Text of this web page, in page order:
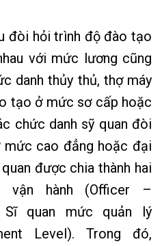
đòi hỏi trình độ đào tạo
với mức lương cũng
danh thủy thủ, thợ máy
tạo ở mức sơ cấp hoặc
chức danh sỹ quan đòi
cao đẳng hoặc đại
được chia thành hai
vận hành (Officer –
Sĩ quan mức quản lý
Level). Trong đó,